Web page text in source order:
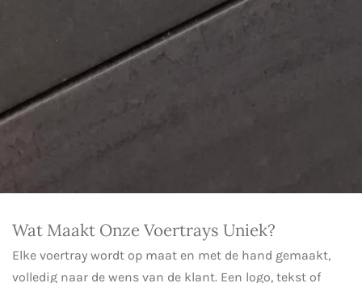
Wat Maakt Onze Voertrays Uniek?
Elke voertray wordt op maat en met de hand gemaakt,
volledig naar de wens van de klant. Een logo, tekst of